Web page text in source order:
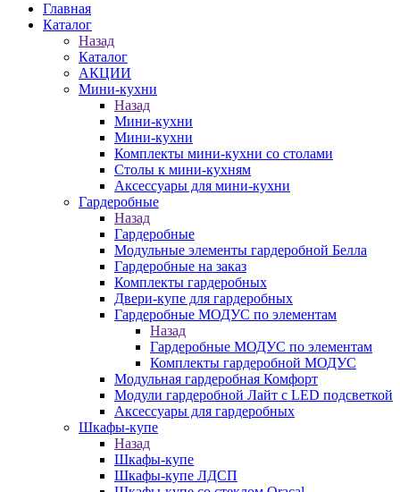
Главная
Каталог
Назад
Каталог
АКЦИИ
Мини-кухни
Назад
Мини-кухни
Мини-кухни
Комплекты мини-кухни со столами
Столы к мини-кухням
Аксессуары для мини-кухни
Гардеробные
Назад
Гардеробные
Модульные элементы гардеробной Белла
Гардеробные на заказ
Комплекты гардеробных
Двери-купе для гардеробных
Гардеробные МОДУС по элементам
Назад
Гардеробные МОДУС по элементам
Комплекты гардеробной МОДУС
Модульная гардеробная Комфорт
Модули гардеробной Лайт с LED подсветкой
Аксессуары для гардеробных
Шкафы-купе
Назад
Шкафы-купе
Шкафы-купе ЛДСП